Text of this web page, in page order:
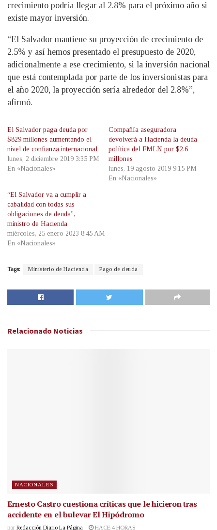
crecimiento podría llegar al 2.8% para el próximo año si
existe mayor inversión.
“El Salvador mantiene su proyección de crecimiento de
2.5% y así hemos presentado el presupuesto de 2020,
adicionalmente a ese crecimiento, si la inversión nacional
que está contemplada por parte de los inversionistas para
el año 2020, la proyección sería alrededor del 2.8%”,
afirmó.
El Salvador paga deuda por
$829 millones aumentando el
nivel de confianza internacional
lunes, 2 diciembre 2019 3:35 PM
En «Nacionales»
Compañía aseguradora
devolverá a Hacienda la deuda
política del FMLN por $2.6
millones
lunes, 19 agosto 2019 9:15 PM
En «Nacionales»
“El Salvador va a cumplir a
cabalidad con todas sus
obligaciones de deuda”,
ministro de Hacienda
miércoles, 25 enero 2023 8:45 AM
En «Nacionales»
Tags: Ministerio de Hacienda Pago de deuda
Relacionado Noticias
NACIONALES
Ernesto Castro cuestiona críticas que le hicieron tras
accidente en el bulevar El Hipódromo
por Redacción Diario La Página HACE 4 HORAS